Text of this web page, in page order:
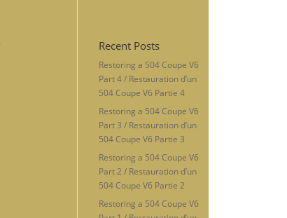
Recent Posts
Restoring a 504 Coupe V6
Part 4 / Restauration d’un
504 Coupe V6 Partie 4
Restoring a 504 Coupe V6
Part 3 / Restauration d’un
504 Coupe V6 Partie 3
Restoring a 504 Coupe V6
Part 2 / Restauration d’un
504 Coupe V6 Partie 2
Restoring a 504 Coupe V6